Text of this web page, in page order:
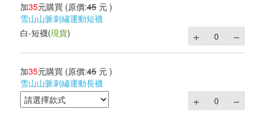
加35元購買 (原價:45 元 )
雪山山脈刺繡運動短襪
白-短襪(現貨)
加35元購買 (原價:45 元 )
雪山山脈刺繡運動長襪